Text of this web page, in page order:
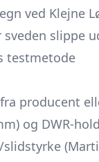
ved Klejne
slippe
testmetode
fra producent
og DWR-